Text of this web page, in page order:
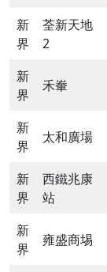
新
界
荃新天地
2
新
界
禾輋
新
界
太和廣場
新
界
西鐵兆康
站
新
界
雍盛商埸